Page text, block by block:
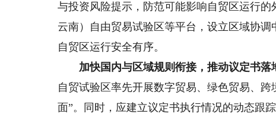
与投资风险提示，防范可能影响自贸区运行
云南）自由贸易试验区等平台，设立区域协
自贸区运行安全有序。
加快国内与区域规则衔接，推动议定书落
自贸试验区率先开展数字贸易、绿色贸易、
面”。同时，应建立议定书执行情况的动态跟